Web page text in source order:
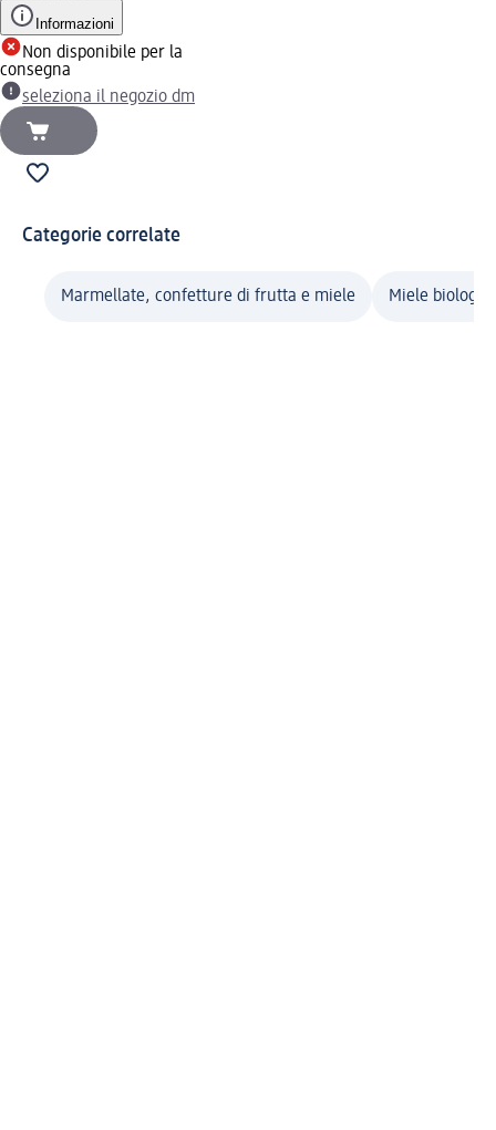
Informazioni
Non disponibile per la
consegna
seleziona il negozio dm
Categorie correlate
Marmellate, confetture di frutta e miele Miele